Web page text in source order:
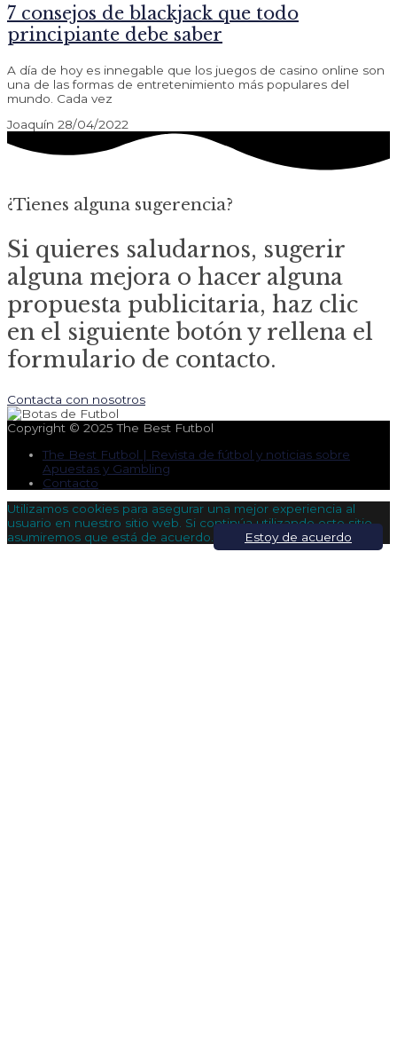
7 consejos de blackjack que todo
principiante debe saber
A día de hoy es innegable que los juegos de casino online son
una de las formas de entretenimiento más populares del
mundo. Cada vez
Joaquín 28/04/2022
¿Tienes alguna sugerencia?
Si quieres saludarnos, sugerir
alguna mejora o hacer alguna
propuesta publicitaria, haz clic
en el siguiente botón y rellena el
formulario de contacto.
Contacta con nosotros
Copyright © 2025The Best Futbol
The Best Futbol | Revista de fútbol y noticias sobre
Apuestas y Gambling
Contacto
Utilizamos cookies para asegurar una mejor experiencia al
usuario en nuestro sitio web. Si continúa utilizando este sitio,
asumiremos que está de acuerdo.
Estoy de acuerdo